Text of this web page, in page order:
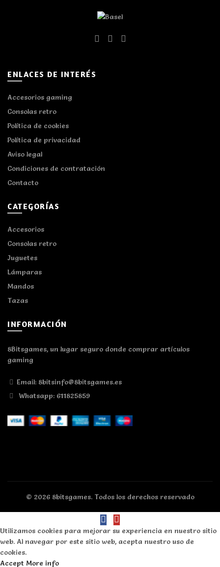
ENLACES DE INTERÉS
Accesorios gaming
Consolas retro
Política de cookies
Política de privacidad
Aviso legal
Condiciones de contratación
Contacto
CATEGORÍAS
Accesorios
Consolas retro
Juguetes
Lámparas
Mandos
Tazas
INFORMACIÓN
8Bitsgames, un lugar seguro donde comprar artículos
gaming
Email: 8bitsinfo@8bitsgames.es
Whatsapp: 611825859
© 2026 8bitsgames. Todos los derechos reservado
Utilizamos cookies para mejorar su experiencia en nuestro sitio
web. Al navegar por este sitio web, acepta nuestro uso de
cookies.
Accept More info